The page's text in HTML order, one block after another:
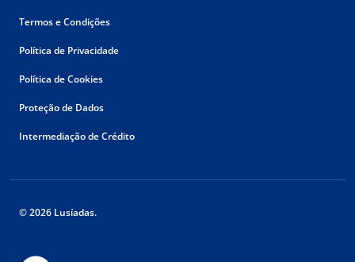
Termos e Condições
Política de Privacidade
Política de Cookies
Proteção de Dados
Intermediação de Crédito
© 2026 Lusíadas.